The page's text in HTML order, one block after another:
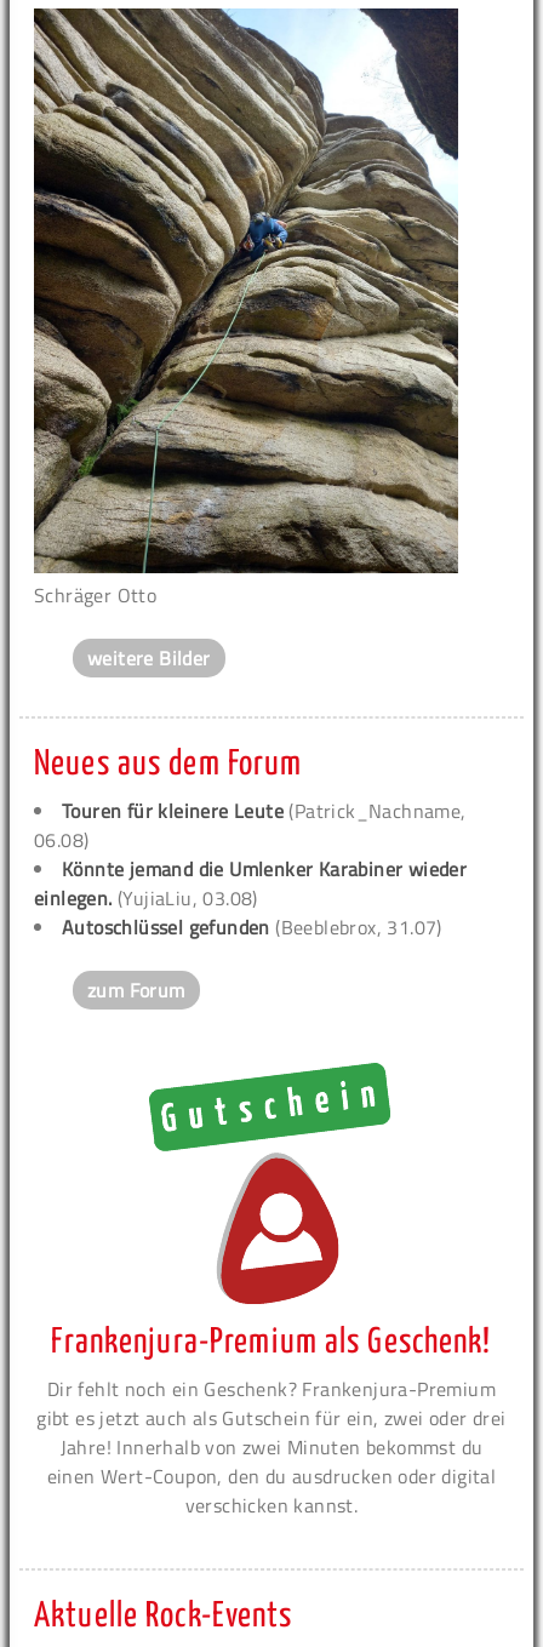
Schräger Otto
weitere Bilder
Neues aus dem Forum
Touren für kleinere Leute (Patrick_Nachname,
06.08)
Könnte jemand die Umlenker Karabiner wieder
einlegen. (YujiaLiu, 03.08)
Autoschlüssel gefunden (Beeblebrox, 31.07)
zum Forum
Frankenjura-Premium als Geschenk!
Dir fehlt noch ein Geschenk? Frankenjura-Premium
gibt es jetzt auch als Gutschein für ein, zwei oder drei
Jahre! Innerhalb von zwei Minuten bekommst du
einen Wert-Coupon, den du ausdrucken oder digital
verschicken kannst.
Aktuelle Rock-Events